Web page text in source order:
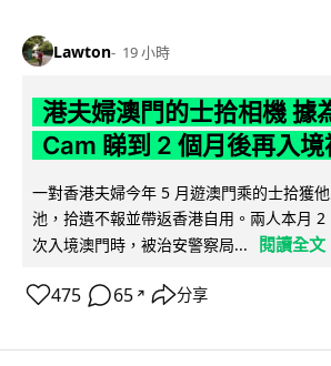
Lawton 19 小時
港夫婦澳門的士拾相機 據
Cam 睇到 2 個月後再入境
一對香港夫婦今年 5 月遊澳門乘的士拾獲
池，拾遺不報並帶返香港自用。兩人本月
次入境澳門時，被治安警察局...
閱讀全文
475 65 ↗ 分享